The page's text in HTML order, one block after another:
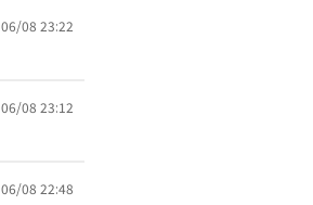
06/08 23:22
06/08 23:12
06/08 22:48